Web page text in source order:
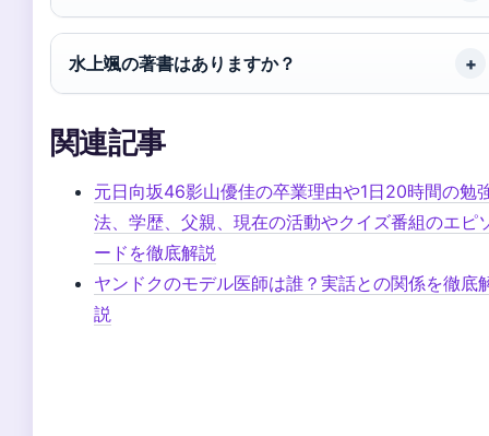
水上颯の著書はありますか？
関連記事
元日向坂46影山優佳の卒業理由や1日20時間の勉
法、学歴、父親、現在の活動やクイズ番組のエピ
ードを徹底解説
ヤンドクのモデル医師は誰？実話との関係を徹底
説